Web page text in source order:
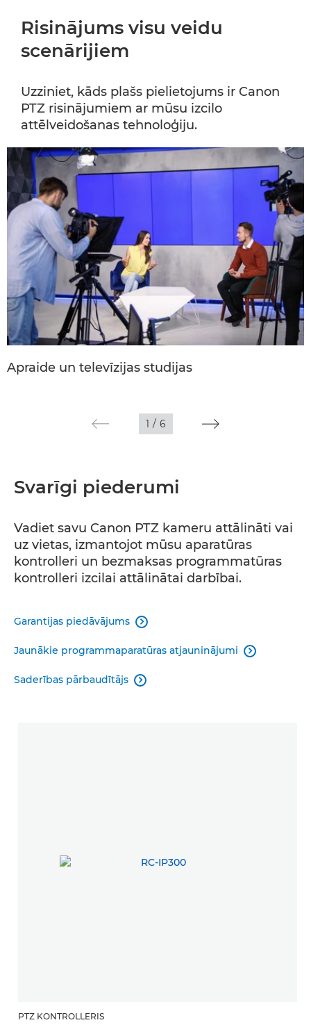
Risinājums visu veidu
scenārijiem
Uzziniet, kāds plašs pielietojums ir Canon
PTZ risinājumiem ar mūsu izcilo
attēlveidošanas tehnoloģiju.
Apraide un televīzijas studijas
1 / 6
Svarīgi piederumi
Vadiet savu Canon PTZ kameru attālināti vai
uz vietas, izmantojot mūsu aparatūras
kontrolleri un bezmaksas programmatūras
kontrolleri izcilai attālinātai darbībai.
Garantijas piedāvājums 
Jaunākie programmaparatūras atjauninājumi 
Saderības pārbaudītājs 
PTZ KONTROLLERIS